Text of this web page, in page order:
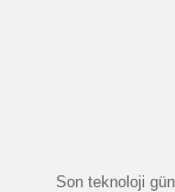
Son teknoloji